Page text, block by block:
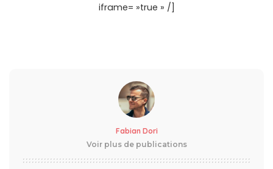
iframe= »true » /]
Fabian Dori
Voir plus de publications